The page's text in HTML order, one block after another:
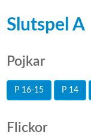
Slutspel A
Pojkar
P 16-15 P 14
Flickor